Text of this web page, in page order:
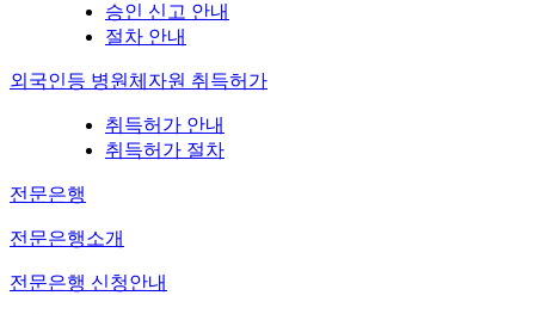
승인 신고 안내
절차 안내
외국인등 병원체자원 취득허가
취득허가 안내
취득허가 절차
전문은행
전문은행소개
전문은행 신청안내